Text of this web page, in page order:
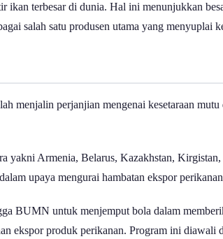
terbesar di dunia. Hal ini menunjukkan
salah satu produsen utama yang menyuplai
perjanjian mengenai kesetaraan
Armenia, Belarus, Kazakhstan,
upaya mengurai hambatan ekspor
BUMN untuk menjemput bola dalam
ekspor produk perikanan. Program ini